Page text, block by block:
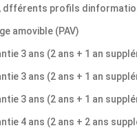
dfférents profils
amovible (PAV)
3 ans (2 ans + 1 an
3 ans (2 ans + 1 an
3 ans (2 ans + 1 an
4 ans (2 ans + 2 ans